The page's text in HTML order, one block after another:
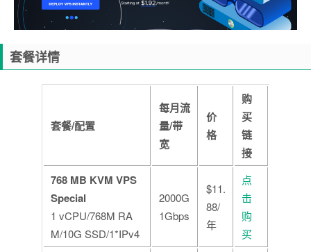
套餐详情
套餐/配置
每月流
量/带
宽
价
格
购
买
链
接
768 MB KVM VPS
Special
1 vCPU/768M RA
M/10G SSD/1*IPv4
2000G
1Gbps
$11.
88/
年
点
击
购
买